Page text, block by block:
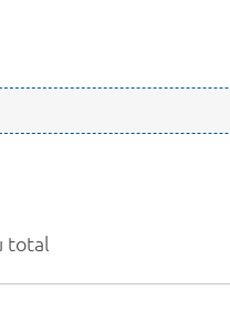
total